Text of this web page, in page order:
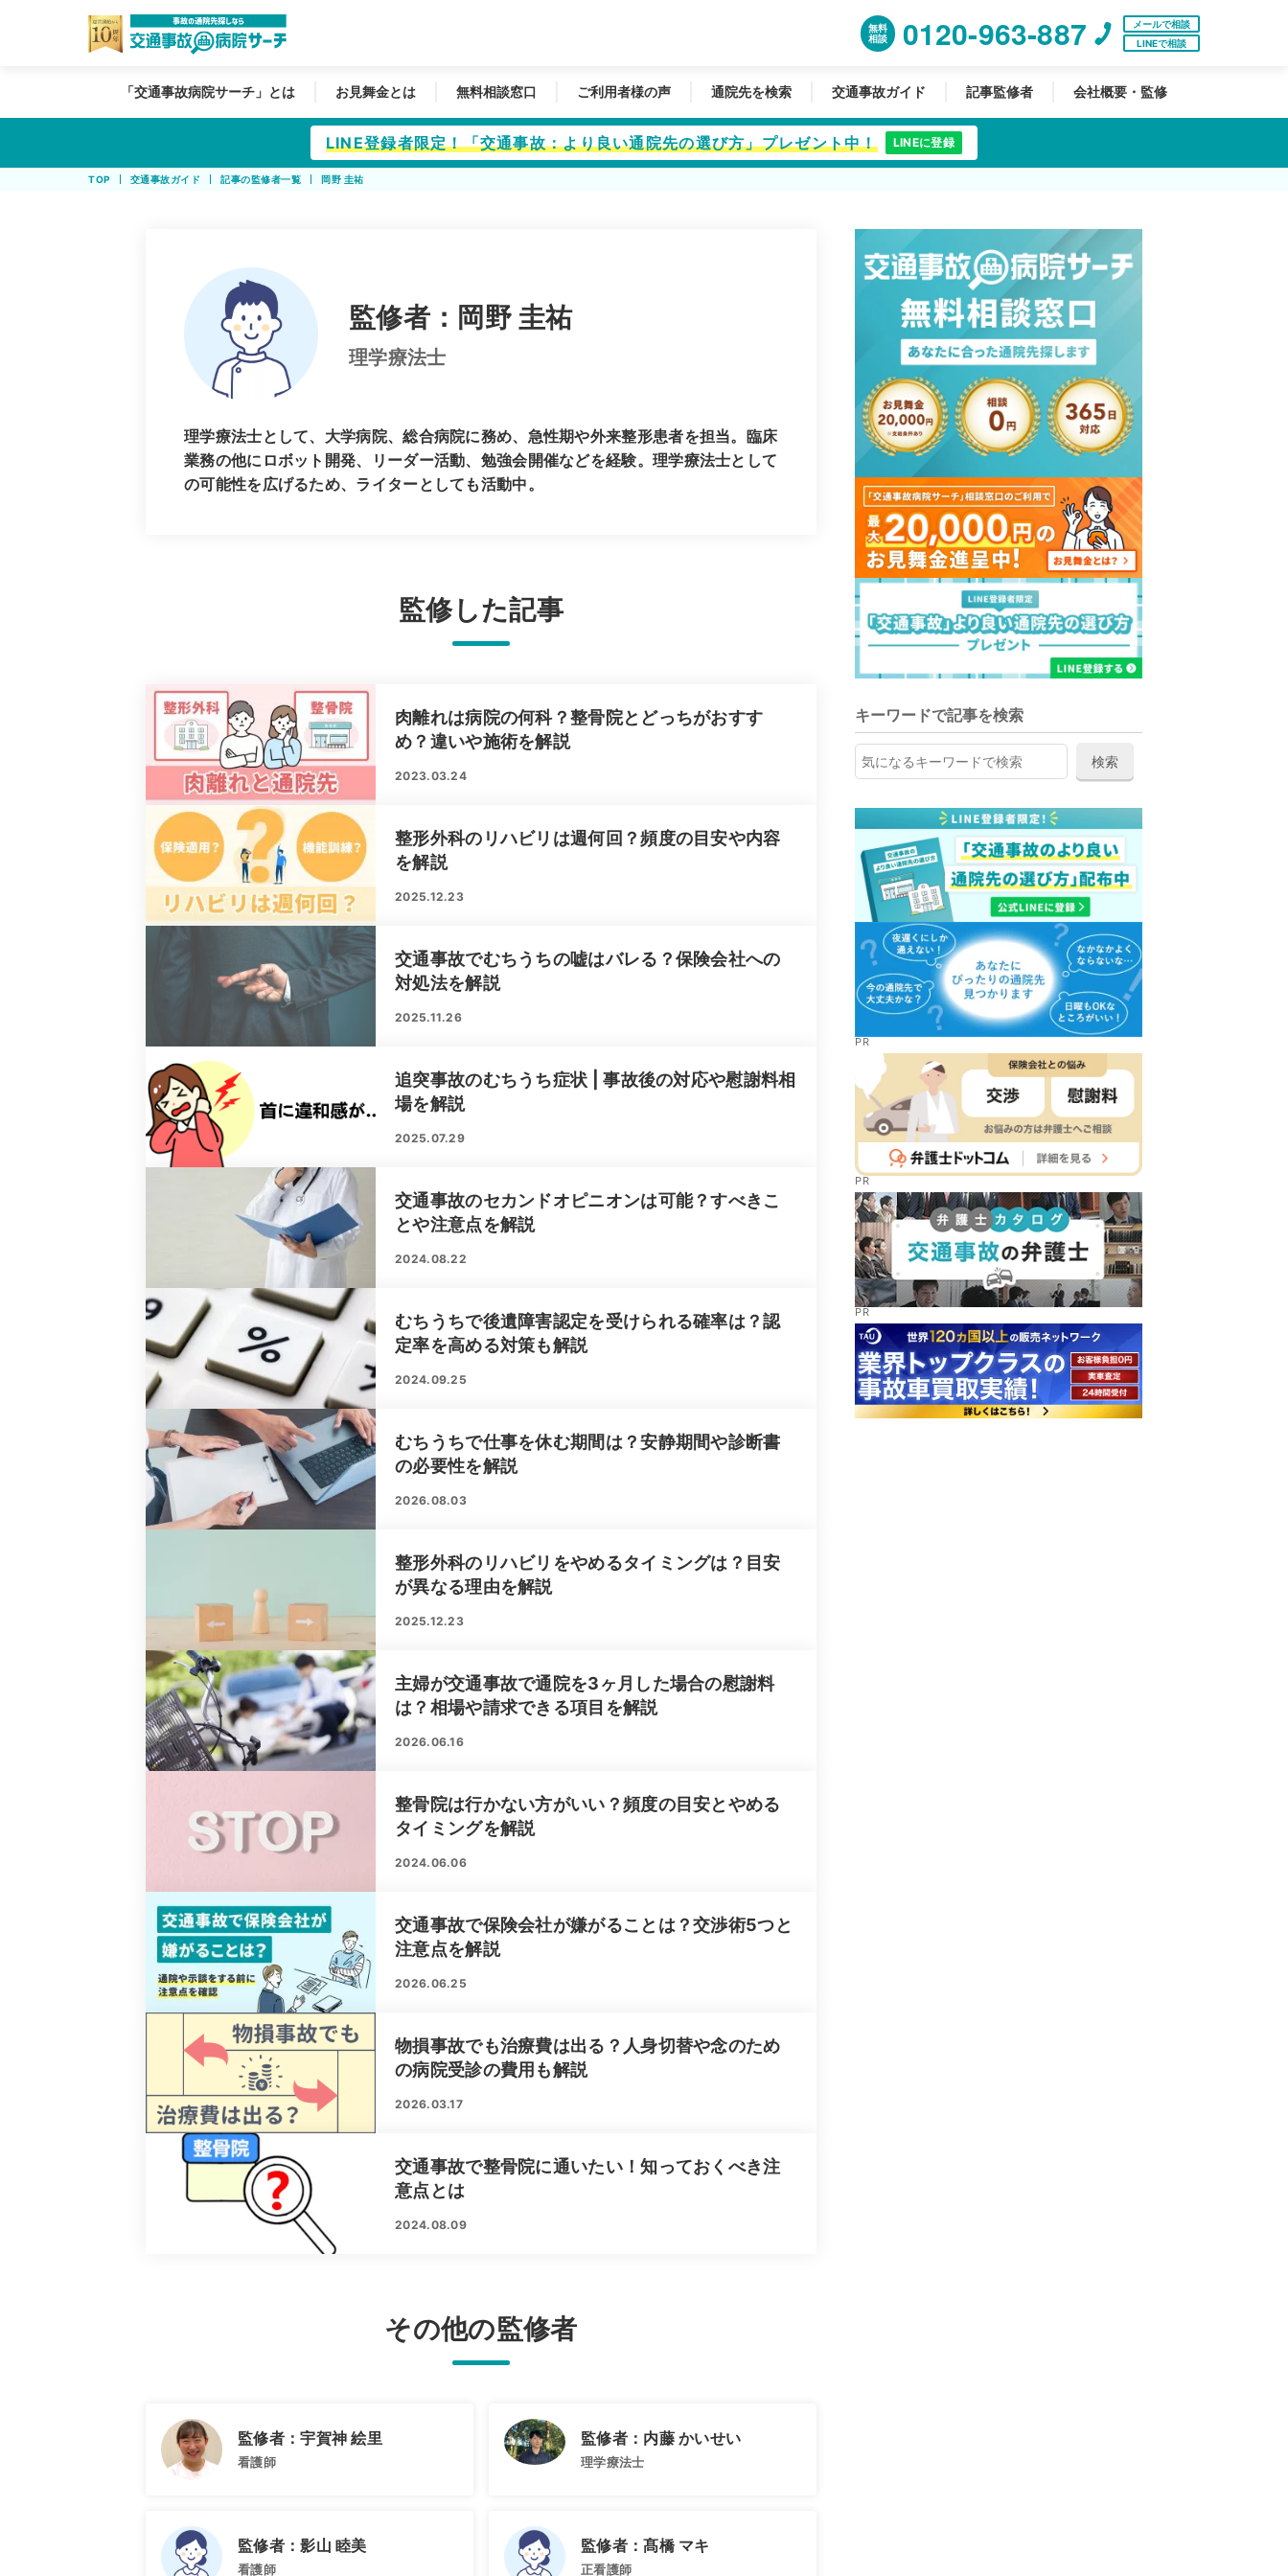
無料
相談
0120-963-887
メールで相談
LINEで相談
「交通事故病院サーチ」とは お見舞金とは 無料相談窓口 ご利用者様の声 通院先を検索 交通事故ガイド 記事監修者 会社概要・監修
LINE登録者限定！「交通事故：より良い通院先の選び方」プレゼント中！ LINEに登録
TOP 交通事故ガイド 記事の監修者一覧 岡野 圭祐
監修者：岡野 圭祐
理学療法士
理学療法士として、大学病院、総合病院に務め、急性期や外来整形患者を担当。臨床
業務の他にロボット開発、リーダー活動、勉強会開催などを経験。理学療法士として
の可能性を広げるため、ライターとしても活動中。
監修した記事
肉離れは病院の何科？整骨院とどっちがおすす
め？違いや施術を解説
2023.03.24
整形外科のリハビリは週何回？頻度の目安や内容
を解説
2025.12.23
交通事故でむちうちの嘘はバレる？保険会社への
対処法を解説
2025.11.26
追突事故のむちうち症状 | 事故後の対応や慰謝料相
場を解説
2025.07.29
交通事故のセカンドオピニオンは可能？すべきこ
とや注意点を解説
2024.08.22
むちうちで後遺障害認定を受けられる確率は？認
定率を高める対策も解説
2024.09.25
むちうちで仕事を休む期間は？安静期間や診断書
の必要性を解説
2026.08.03
整形外科のリハビリをやめるタイミングは？目安
が異なる理由を解説
2025.12.23
主婦が交通事故で通院を3ヶ月した場合の慰謝料
は？相場や請求できる項目を解説
2026.06.16
整骨院は行かない方がいい？頻度の目安とやめる
タイミングを解説
2024.06.06
交通事故で保険会社が嫌がることは？交渉術5つと
注意点を解説
2026.06.25
物損事故でも治療費は出る？人身切替や念のため
の病院受診の費用も解説
2026.03.17
交通事故で整骨院に通いたい！知っておくべき注
意点とは
2024.08.09
その他の監修者
監修者：宇賀神 絵里
看護師
監修者：内藤 かいせい
理学療法士
監修者：影山 睦美
看護師
監修者：髙橋 マキ
正看護師
キーワードで記事を検索